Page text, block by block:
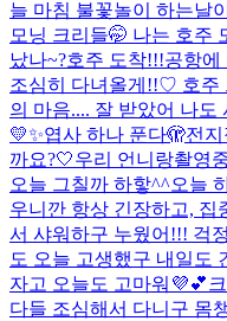
늘 마침 불꽃놀이 하는날
모닝 크리들🤭 나는 호주
났나~?호주 도착!!!공항에
조심히 다녀올게!!♡ 호주
의 마음.... 잘 받았어 나도
💛✨엽사 하나 푼다🫣전
까요?🤍우리 언니랑촬영
오늘 그칠까 하핳^^오늘
우니깐 항상 긴장하고, 집
서 샤워하구 누웠어!!! 걱
도 오늘 고생했구 내일도
자고 오늘도 고마워💜💕
다들 조심해서 다니구 몸